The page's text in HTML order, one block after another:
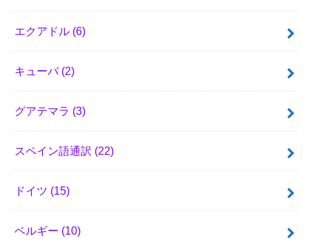
エクアドル (6)
キューバ (2)
グアテマラ (3)
スペイン語通訳 (22)
ドイツ (15)
ベルギー (10)